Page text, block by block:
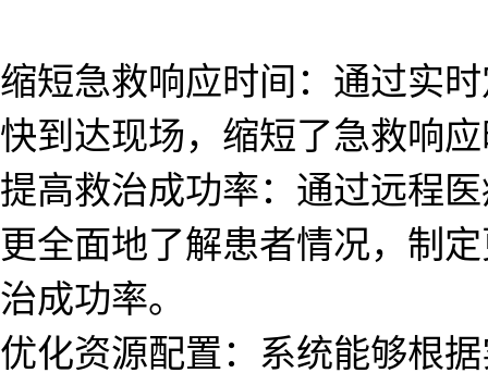
缩短急救响应时间：通过实
快到达现场，缩短了急救响
提高救治成功率：通过远程
更全面地了解患者情况，制
治成功率。
优化资源配置：系统能够根